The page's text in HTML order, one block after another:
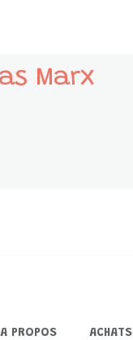
Marx
A PROPOS ACHATS